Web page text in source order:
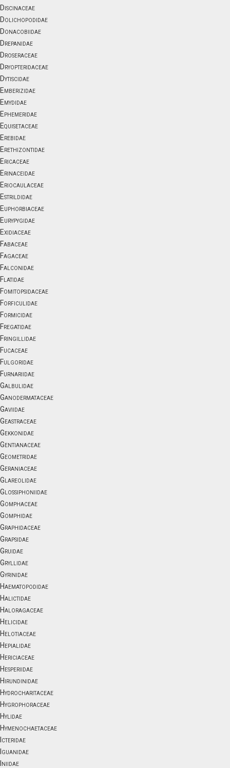
Discinaceae
Dolichopodidae
Donacobiidae
Drepanidae
Droseraceae
Dryopteridaceae
Dytiscidae
Emberizidae
Emydidae
Ephemeridae
Equisetaceae
Erebidae
Erethizontidae
Ericaceae
Erinaceidae
Eriocaulaceae
Estrildidae
Euphorbiaceae
Eurypygidae
Exidiaceae
Fabaceae
Fagaceae
Falconidae
Flatidae
Fomitopsidaceae
Forficulidae
Formicidae
Fregatidae
Fringillidae
Fucaceae
Fulgoridae
Furnariidae
Galbulidae
Ganodermataceae
Gaviidae
Geastraceae
Gekkonidae
Gentianaceae
Geometridae
Geraniaceae
Glareolidae
Glossiphoniidae
Gomphaceae
Gomphidae
Graphidaceae
Grapsidae
Gruidae
Gryllidae
Gyrinidae
Haematopodidae
Halictidae
Haloragaceae
Helicidae
Helotiaceae
Hepialidae
Hericiaceae
Hesperiidae
Hirundinidae
Hydrocharitaceae
Hygrophoraceae
Hylidae
Hymenochaetaceae
Icteridae
Iguanidae
Iniidae